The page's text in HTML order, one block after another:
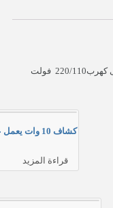
كشاف 20 وات يعمل على البطاريه 12/ 24 فولت ويعمل على كهرب220/110 فولت
كشاف 10 وات يعمل على البطاريه
قراءة المزيد